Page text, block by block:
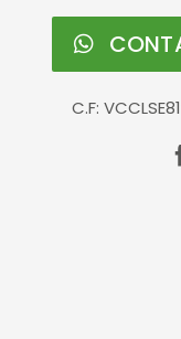
C.F: